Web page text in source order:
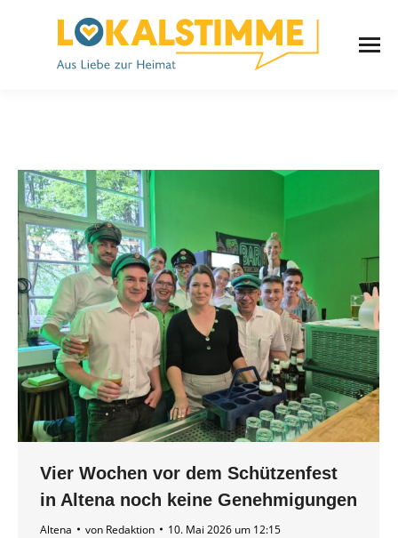
Vier Wochen vor dem Schützenfest
in Altena noch keine Genehmigungen
Altena von Redaktion 10. Mai 2026 um 12:15